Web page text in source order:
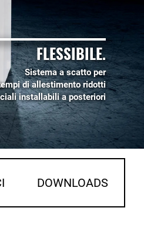
FLESSIBILE.
Sistema a scatto per
di allestimento ridotti
installabili a posteriori
DOWNLOADS